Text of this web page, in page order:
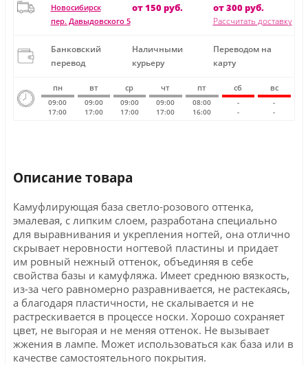
Новосибирск
пер. Давыдовского 5
от 150 руб. от 300 руб.
Рассчитать доставку
Банковский
перевод
Наличными
курьеру
Переводом на
карту
пн вт ср чт пт сб вс
09:00
17:00
09:00
17:00
09:00
17:00
09:00
17:00
08:00
16:00
-
-
-
-
Описание товара
Камуфлирующая база светло-розового оттенка,
эмалевая, с липким слоем, разработана специально
для выравнивания и укрепления ногтей, она отлично
скрывает неровности ногтевой пластины и придает
им ровный нежный оттенок, объединяя в себе
свойства базы и камуфляжа. Имеет среднюю вязкость,
из-за чего равномерно разравнивается, не растекаясь,
а благодаря пластичности, не скалывается и не
растрескивается в процессе носки. Хорошо сохраняет
цвет, не выгорая и не меняя оттенок. Не вызывает
жжения в лампе. Может использоваться как база или в
качестве самостоятельного покрытия.